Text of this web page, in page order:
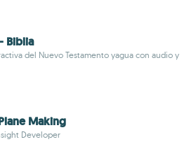
Biblia
del Nuevo Testamento yagua con audio y
Making
Developer